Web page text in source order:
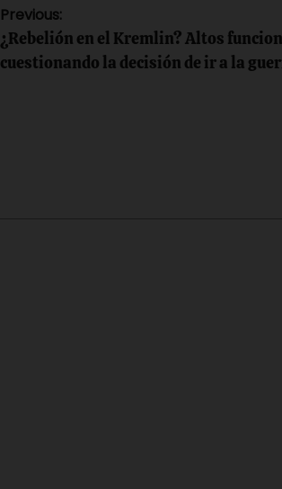
Navegación
de
Previous:
¿Rebelión en el Kremlin? Altos
cuestionando la decisión de ir a la